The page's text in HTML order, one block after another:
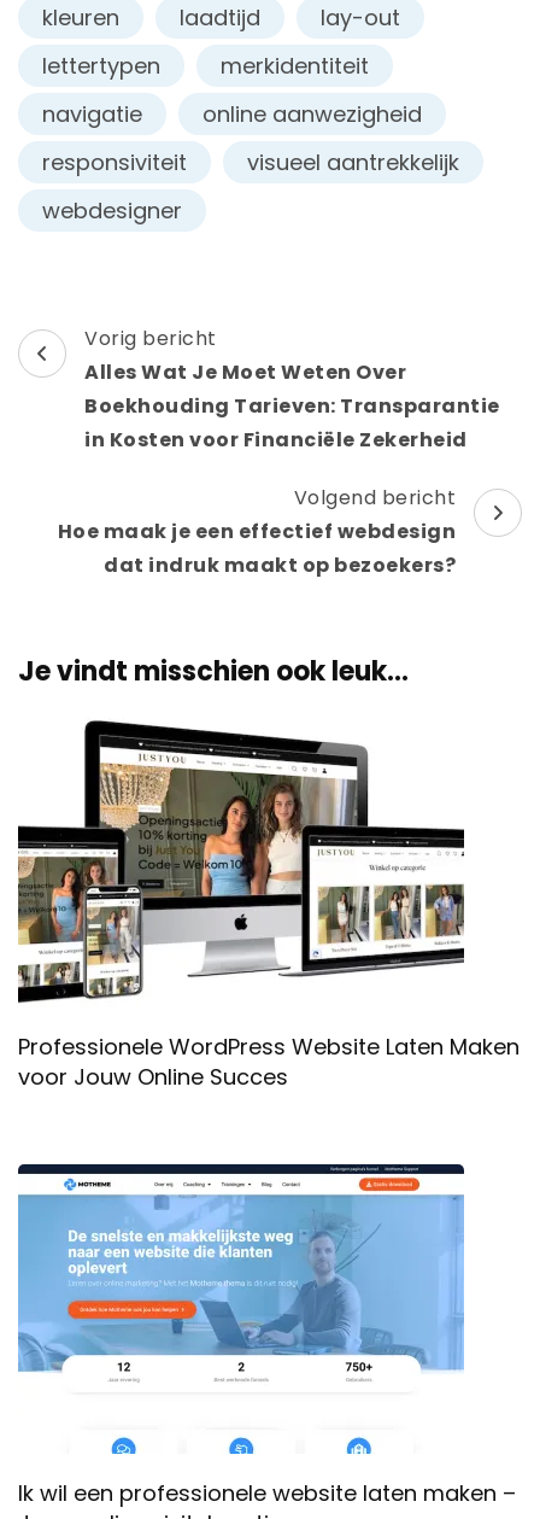
kleuren
laadtijd
lay-out
lettertypen
merkidentiteit
navigatie
online aanwezigheid
responsiviteit
visueel aantrekkelijk
webdesigner
Berichtnavigatie
Vorig bericht
Alles Wat Je Moet Weten Over
Boekhouding Tarieven: Transparantie
in Kosten voor Financiële Zekerheid
Volgend bericht
Hoe maak je een effectief webdesign
dat indruk maakt op bezoekers?
Je vindt misschien ook leuk...
Professionele WordPress Website Laten Maken
voor Jouw Online Succes
Ik wil een professionele website laten maken –